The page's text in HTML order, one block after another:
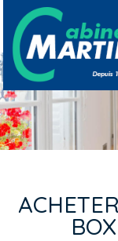
Aller au contenu principal